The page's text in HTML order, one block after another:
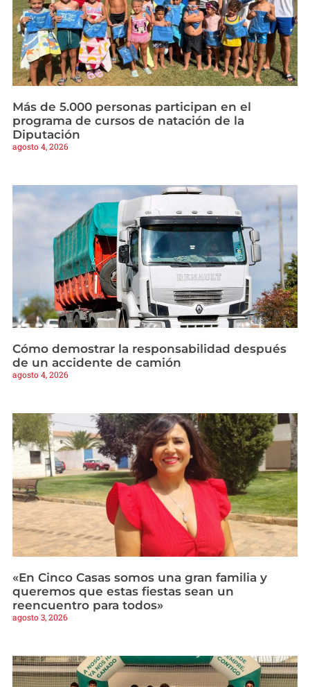
Más de 5.000 personas participan en el
programa de cursos de natación de la
Diputación
agosto 4, 2026
Cómo demostrar la responsabilidad después
de un accidente de camión
agosto 4, 2026
«En Cinco Casas somos una gran familia y
queremos que estas fiestas sean un
reencuentro para todos»
agosto 3, 2026